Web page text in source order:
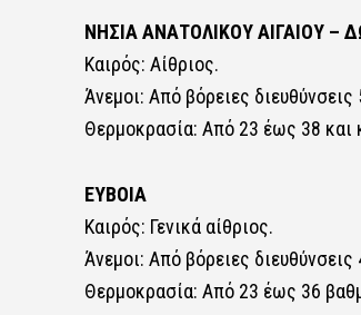
ΝΗΣΙΑ ΑΝΑΤΟΛΙΚΟΥ ΑΙΓΑΙΟΥ –
Καιρός: Αίθριος.
Άνεμοι: Από βόρειες
Θερμοκρασία: Από 23 έως 38 και
ΕΥΒΟΙΑ
Καιρός: Γενικά αίθριος.
Άνεμοι: Από βόρειες
Θερμοκρασία: Από 23 έως 36